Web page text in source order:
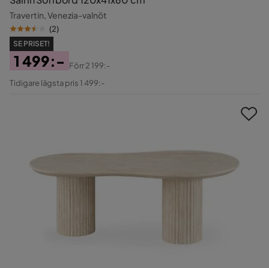
Travertin, Venezia-valnöt
(2)
SE PRISET!
Pris
1 499:-
Original
Förr2 199:-
Tidigare lägsta pris 1 499:-